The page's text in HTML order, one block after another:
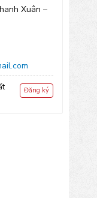
Xuân –
Đăng ký